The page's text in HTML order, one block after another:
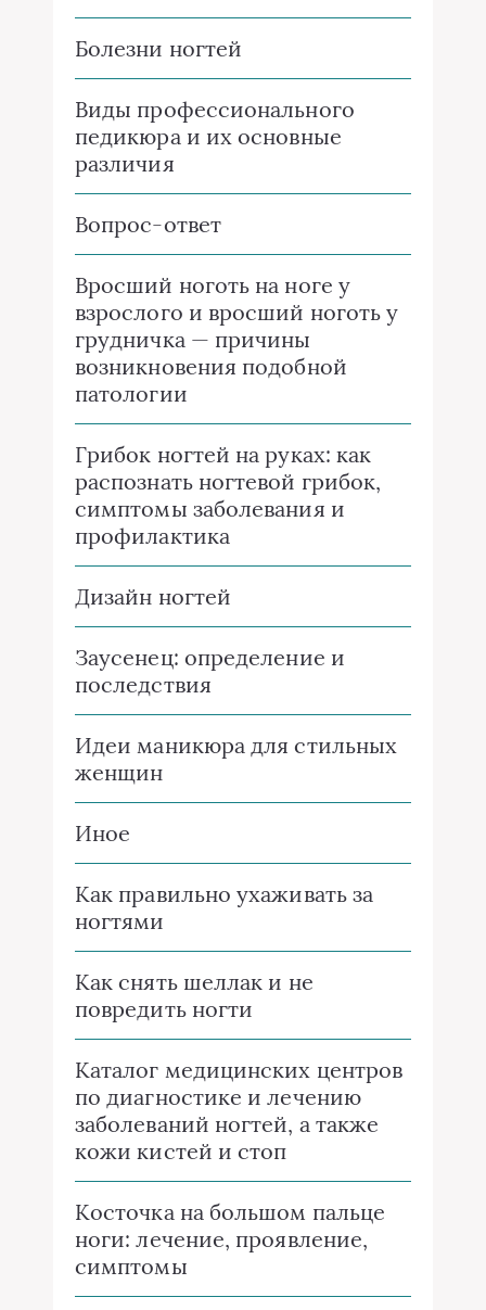
Болезни ногтей
Виды профессионального
педикюра и их основные
различия
Вопрос-ответ
Вросший ноготь на ноге у
взрослого и вросший ноготь у
грудничка — причины
возникновения подобной
патологии
Грибок ногтей на руках: как
распознать ногтевой грибок,
симптомы заболевания и
профилактика
Дизайн ногтей
Заусенец: определение и
последствия
Идеи маникюра для стильных
женщин
Иное
Как правильно ухаживать за
ногтями
Как снять шеллак и не
повредить ногти
Каталог медицинских центров
по диагностике и лечению
заболеваний ногтей, а также
кожи кистей и стоп
Косточка на большом пальце
ноги: лечение, проявление,
симптомы